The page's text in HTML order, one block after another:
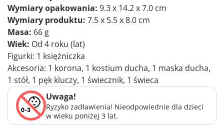
Wymiary opakowania: 9.3 x 14.2 x 7.0 cm
Wymiary produktu: 7.5 x 5.5 x 8.0 cm
Masa: 66 g
Wiek: Od 4 roku (lat)
Figurki: 1 księżniczka
Akcesoria: 1 korona, 1 kostium ducha, 1 maska ducha,
1 stół, 1 pęk kluczy, 1 świecznik, 1 świeca
Uwaga!
Ryzyko zadławienia! Nieodpowiednie dla dzieci
w wieku poniżej 3 lat.